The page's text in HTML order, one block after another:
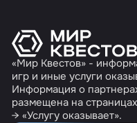
«Мир Квестов» -
игр и иные услуги
Информация о
размещена на
→ «Услугу оказывает».